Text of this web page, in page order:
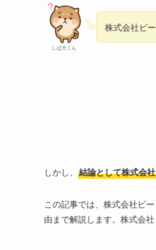
しば犬くん
株式会社ビ
しかし、 結論として株式会
この記事では、株式会社ビ
由まで解説します。株式会